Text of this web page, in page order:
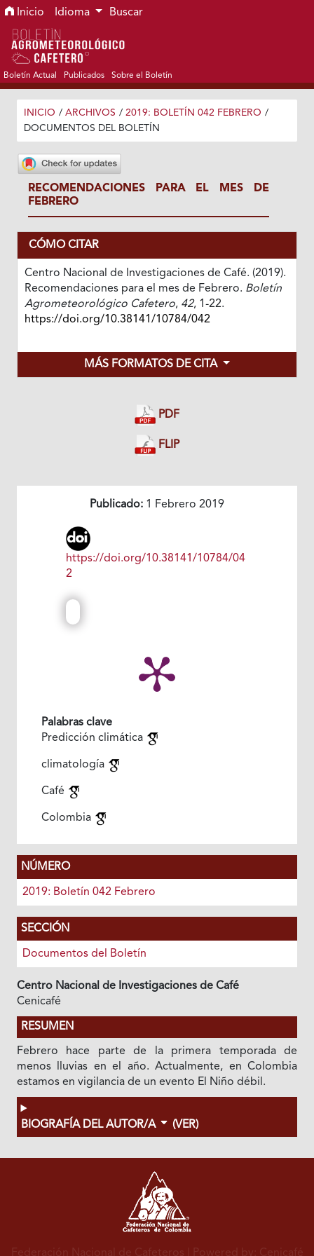
Ir al menú de navegación principal
Ir al contenido principal
Ir al pie de página del sitio
Inicio Idioma Buscar
Boletín Actual Publicados Sobre el Boletín
INICIO / ARCHIVOS / 2019: BOLETÍN 042 FEBRERO /
DOCUMENTOS DEL BOLETÍN
RECOMENDACIONES PARA EL MES DE
FEBRERO
CÓMO CITAR
Centro Nacional de Investigaciones de Café. (2019).
Recomendaciones para el mes de Febrero. Boletín
Agrometeorológico Cafetero, 42, 1-22.
https://doi.org/10.38141/10784/042
MÁS FORMATOS DE CITA
PDF
FLIP
Publicado: 1 Febrero 2019
https://doi.org/10.38141/10784/04
2
Palabras clave
Predicción climática
climatología
Café
Colombia
NÚMERO
2019: Boletín 042 Febrero
SECCIÓN
Documentos del Boletín
Centro Nacional de Investigaciones de Café
Cenicafé
RESUMEN
Febrero hace parte de la primera temporada de
menos lluvias en el año. Actualmente, en Colombia
estamos en vigilancia de un evento El Niño débil.
BIOGRAFÍA DEL AUTOR/A (VER)
Federación Nacional de Cafeteros | Powered by: Cenicafé